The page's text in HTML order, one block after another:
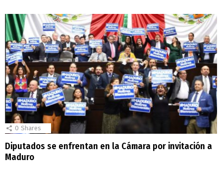
0 Shares
Diputados se enfrentan en la Cámara por invitación a
Maduro